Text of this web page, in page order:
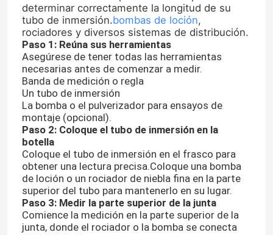
determinar correctamente la longitud de su
tubo de inmersión.bombas de loción,
rociadores y diversos sistemas de distribución.
Paso 1: Reúna sus herramientas
Asegúrese de tener todas las herramientas
necesarias antes de comenzar a medir.
Banda de medición o regla
Un tubo de inmersión
La bomba o el pulverizador para ensayos de
montaje (opcional).
Paso 2: Coloque el tubo de inmersión en la
botella
Coloque el tubo de inmersión en el frasco para
obtener una lectura precisa.Coloque una bomba
de loción o un rociador de niebla fina en la parte
superior del tubo para mantenerlo en su lugar.
Paso 3: Medir la parte superior de la junta
Comience la medición en la parte superior de la
junta, donde el rociador o la bomba se conecta